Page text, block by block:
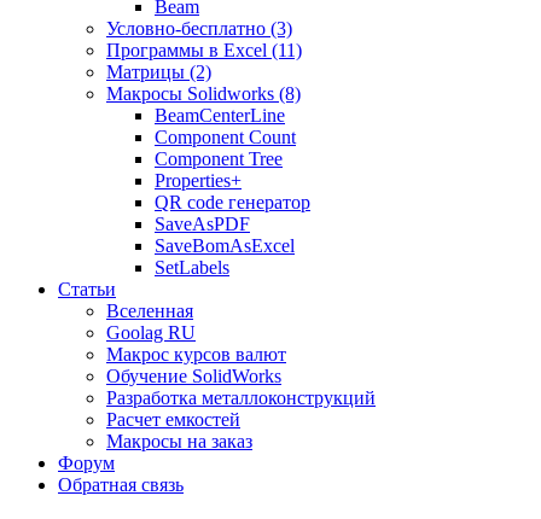
Beam
Условно-бесплатно (3)
Программы в Excel (11)
Матрицы (2)
Макросы Solidworks (8)
BeamCenterLine
Component Count
Component Tree
Properties+
QR code генератор
SaveAsPDF
SaveBomAsExcel
SetLabels
Статьи
Вселенная
Goolag RU
Макрос курсов валют
Обучение SolidWorks
Разработка металлоконструкций
Расчет емкостей
Макросы на заказ
Форум
Обратная связь